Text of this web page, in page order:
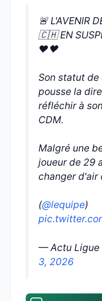
🚨 L'AVENIR
🇨🇭 EN
❤️🖤
Son statut
pousse la
réfléchir à
CDM.
Malgré une
joueur de 29
changer d'air
(@lequipe)
— Actu Ligue
3, 2026